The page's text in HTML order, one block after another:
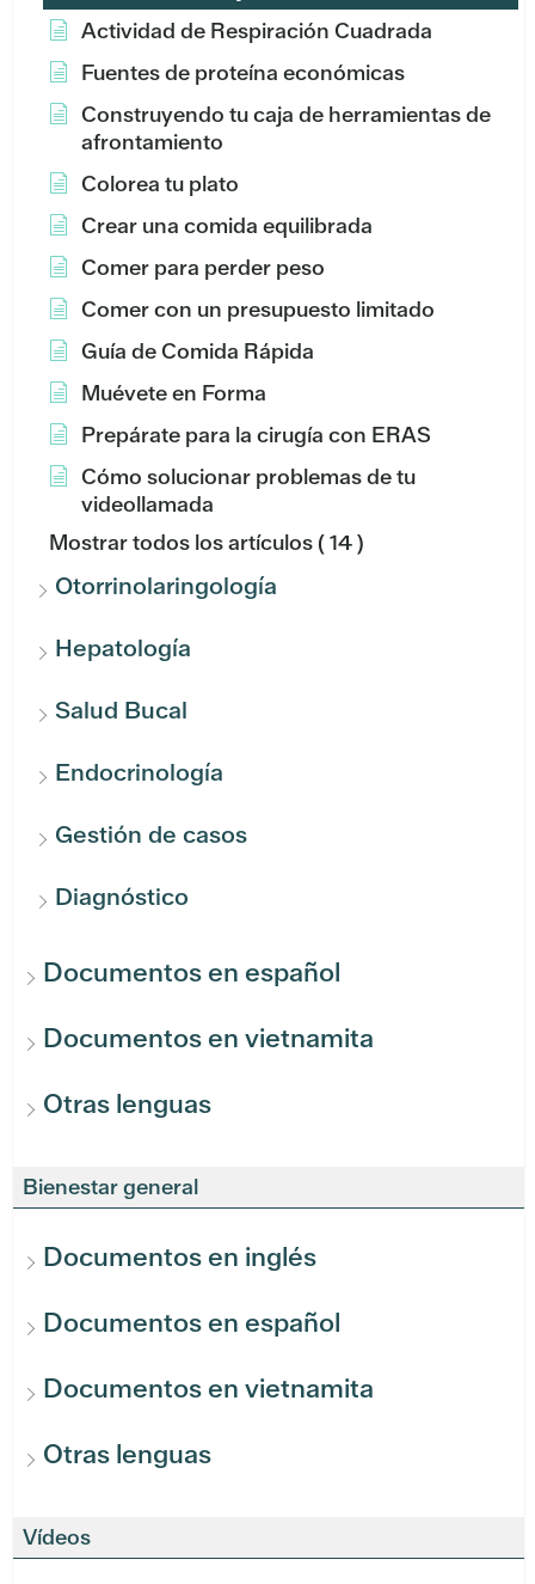
Actividad de Respiración Cuadrada
Fuentes de proteína económicas
Construyendo tu caja de herramientas de
afrontamiento
Colorea tu plato
Crear una comida equilibrada
Comer para perder peso
Comer con un presupuesto limitado
Guía de Comida Rápida
Muévete en Forma
Prepárate para la cirugía con ERAS
Cómo solucionar problemas de tu
videollamada
Mostrar todos los artículos( 14 )
Otorrinolaringología
Hepatología
Salud Bucal
Endocrinología
Gestión de casos
Diagnóstico
Documentos en español
Documentos en vietnamita
Otras lenguas
Bienestar general
Documentos en inglés
Documentos en español
Documentos en vietnamita
Otras lenguas
Vídeos